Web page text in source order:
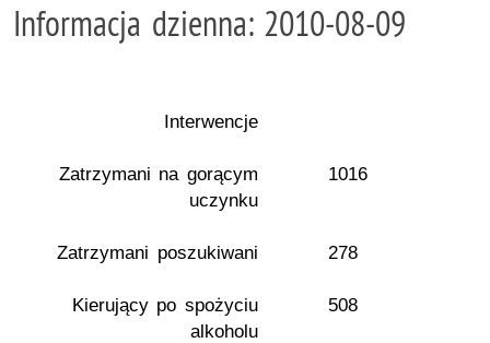
Informacja dzienna: 2010-08-09
Interwencje
Zatrzymani na gorącym
uczynku
1016
Zatrzymani poszukiwani 278
Kierujący po spożyciu
alkoholu
508